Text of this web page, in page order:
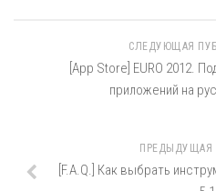
СЛЕДУЮЩАЯ
[App Store] EURO 2012.
приложений на
ПРЕДЫДУЩАЯ
[F.A.Q.] Как выбрать